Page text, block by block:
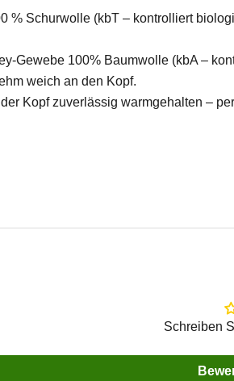
% Schurwolle (kbT – kontrolliert
Gewebe 100% Baumwolle (kbA –
weich an den Kopf.
Kopf zuverlässig warmgehalten –
Schreiben